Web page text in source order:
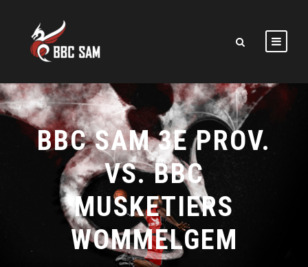
BBC SAM 3E PROV.
VS. BBC
MUSKETIERS
WOMMELGEM